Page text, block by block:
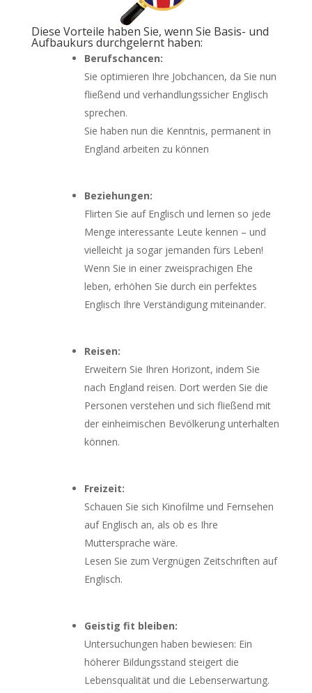
Diese Vorteile haben Sie, wenn Sie Basis- und
Aufbaukurs durchgelernt haben:
Berufschancen:
Sie optimieren Ihre Jobchancen, da Sie nun
fließend und verhandlungssicher Englisch
sprechen.
Sie haben nun die Kenntnis, permanent in
England arbeiten zu können
Beziehungen:
Flirten Sie auf Englisch und lernen so jede
Menge interessante Leute kennen – und
vielleicht ja sogar jemanden fürs Leben!
Wenn Sie in einer zweisprachigen Ehe
leben, erhöhen Sie durch ein perfektes
Englisch Ihre Verständigung miteinander.
Reisen:
Erweitern Sie Ihren Horizont, indem Sie
nach England reisen. Dort werden Sie die
Personen verstehen und sich fließend mit
der einheimischen Bevölkerung unterhalten
können.
Freizeit:
Schauen Sie sich Kinofilme und Fernsehen
auf Englisch an, als ob es Ihre
Muttersprache wäre.
Lesen Sie zum Vergnügen Zeitschriften auf
Englisch.
Geistig fit bleiben:
Untersuchungen haben bewiesen: Ein
höherer Bildungsstand steigert die
Lebensqualität und die Lebenserwartung.